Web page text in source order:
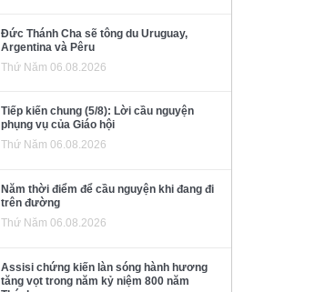
Đức Thánh Cha sẽ tông du Uruguay,
Argentina và Pêru
Thứ Năm 06.08.2026
Tiếp kiến chung (5/8): Lời cầu nguyện
phụng vụ của Giáo hội
Thứ Năm 06.08.2026
Năm thời điểm để cầu nguyện khi đang đi
trên đường
Thứ Năm 06.08.2026
Assisi chứng kiến làn sóng hành hương
tăng vọt trong năm kỷ niệm 800 năm